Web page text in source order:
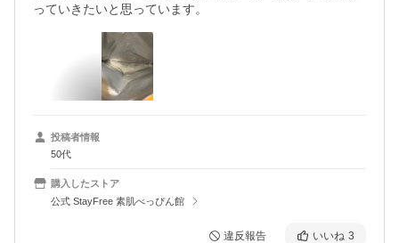
っていきたいと思っています。
投稿者情報
50代
購入したストア
公式 StayFree 素肌べっぴん館
違反報告 いいね 3